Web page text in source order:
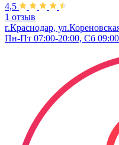
4,5
1 отзыв
г.Краснодар,
Пн-Пт 07:00-20:00, Сб